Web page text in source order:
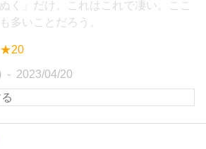
く」だけ。これはこれで凄い。ここ
多いことだろう。
★20
2023/04/20